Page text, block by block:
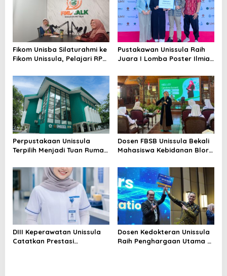
Fikom Unisba Silaturahmi ke
Fikom Unissula, Pelajari RPL
Laboratorium Unggulan
Pustakawan Unissula Raih
Juara I Lomba Poster Ilmiah
Perpustakaan Unissula
Terpilih Menjadi Tuan Rumah
Dosen FBSB Unissula Bekali
Mahasiswa Kebidanan Blora
Public Speaking
DIII Keperawatan Unissula
Catatkan Prestasi
Dosen Kedokteran Unissula
Raih Penghargaan Utama di